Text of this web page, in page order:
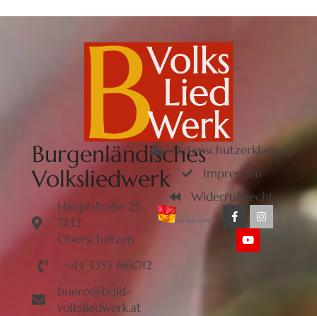
Burgenländisches
Volksliedwerk
Hauptstraße 25
7432
Oberschützen
+43 3353 616012
buero@bgld-
volksliedwerk.at
Datenschutzerklärung
Impressum
Widerrufsrecht